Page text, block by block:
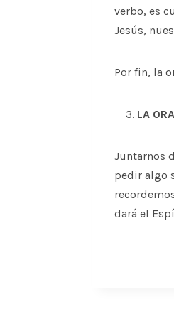
verbo, es
Jesús,
Por fin, la
LA
Juntarnos
pedir algo
dará el